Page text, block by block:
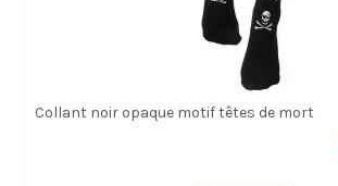
Collant noir opaque motif têtes de mort